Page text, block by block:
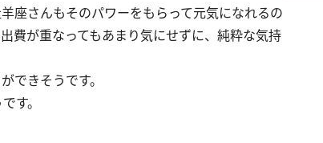
さんもそのパワーをもらって元気になれるの
費が重なってもあまり気にせずに、純粋な気持
きそうです。
す。